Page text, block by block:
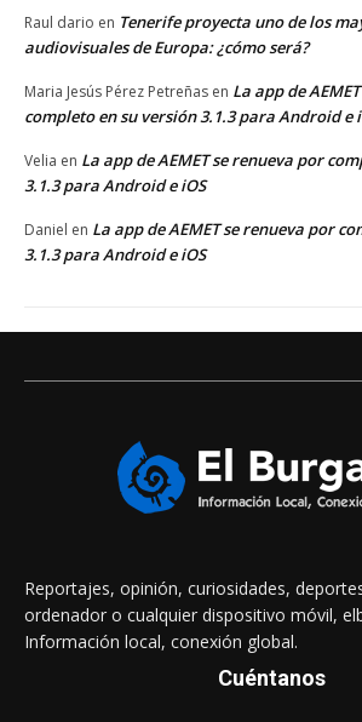
Raul dario en Tenerife proyecta uno de los
audiovisuales de Europa: ¿cómo será?
Maria Jesús Pérez Petreñas en La app de
completo en su versión 3.1.3 para Android e
Velia en La app de AEMET se renueva por
3.1.3 para Android e iOS
Daniel en La app de AEMET se renueva por
3.1.3 para Android e iOS
Reportajes, opinión, curiosidades,
ordenador o cualquier dispositivo móvil,
Información local, conexión global.
Cuéntanos